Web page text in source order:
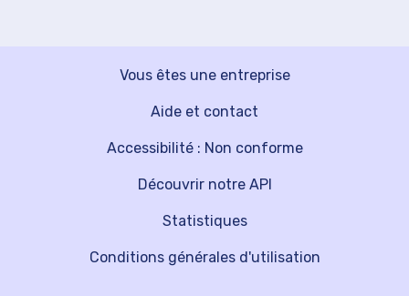
Vous êtes une entreprise
Découvrir notre API
Aide et contact
Statistiques
Accessibilité : Non conforme
Conditions générales d'utilisation